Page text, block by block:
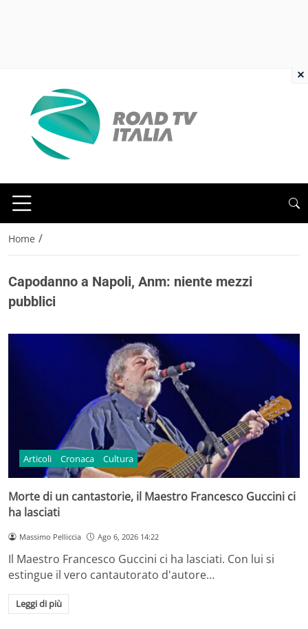
Home /
Capodanno a Napoli, Anm: niente mezzi
pubblici
Articoli Cronaca Cultura
Morte di un cantastorie, il Maestro Francesco Guccini ci
ha lasciati
Massimo Pelliccia Ago 6, 2026 14:22
Il Maestro Francesco Guccini ci ha lasciati. Con lui si
estingue il vero cantautorato d'autore…
Leggi di più
×